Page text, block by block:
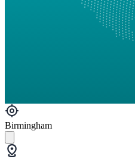
Birmingham